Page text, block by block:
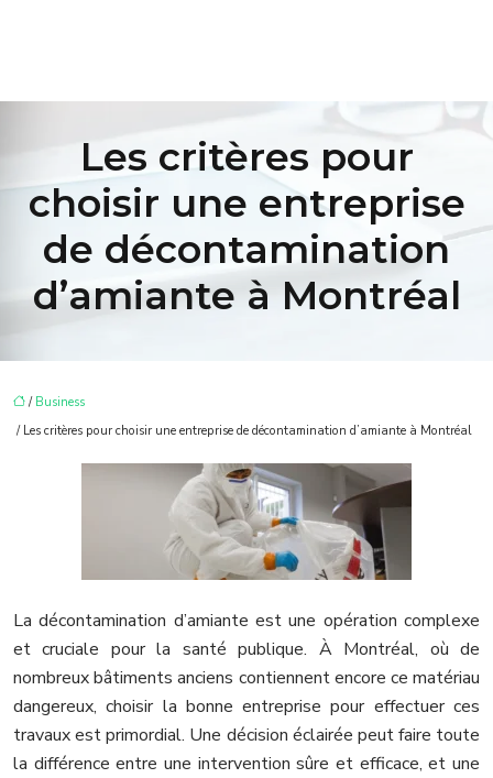
Les critères pour
choisir une entreprise
de décontamination
d’amiante à Montréal
/ Business
/ Les critères pour choisir une entreprise de décontamination d’amiante à Montréal
La décontamination d’amiante est une opération complexe
et cruciale pour la santé publique. À Montréal, où de
nombreux bâtiments anciens contiennent encore ce matériau
dangereux, choisir la bonne entreprise pour effectuer ces
travaux est primordial. Une décision éclairée peut faire toute
la différence entre une intervention sûre et efficace, et une